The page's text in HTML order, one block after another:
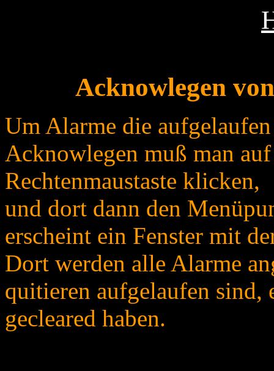
Acknowlegen
Um Alarme die
Acknowlegen muß man
Rechtenmaustaste klicken,
und dort dann den
erscheint ein Fenster mit
Dort werden alle Alarme
quitieren aufgelaufen sind,
gecleared haben.